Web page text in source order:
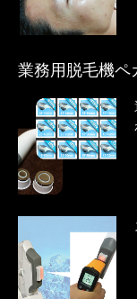
業務用脱毛機ペ